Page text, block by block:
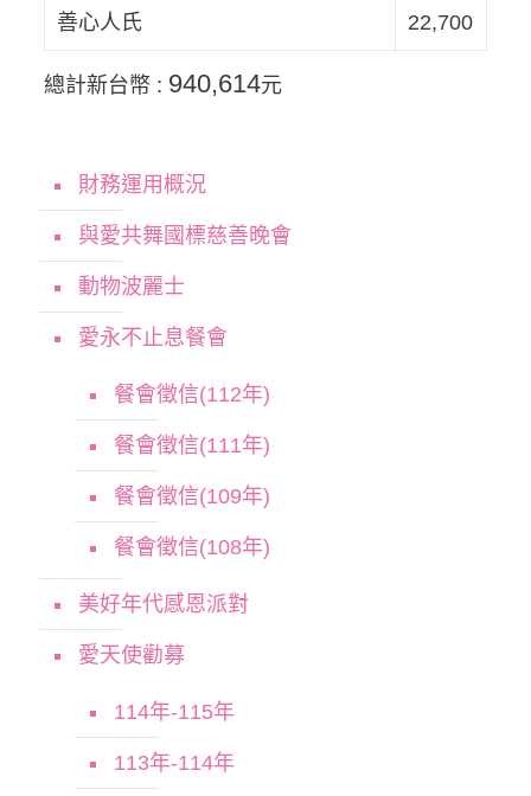
善心人氏 22,700
總計新台幣 : 940,614元
財務運用概況
與愛共舞國標慈善晚會
動物波麗士
愛永不止息餐會
餐會徵信(112年)
餐會徵信(111年)
餐會徵信(109年)
餐會徵信(108年)
美好年代感恩派對
愛天使勸募
114年-115年
113年-114年